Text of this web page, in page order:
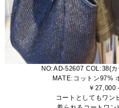
NO:AD-52607 COL:38(
MATE:コットン97%
￥27,000
コートとしてもワン